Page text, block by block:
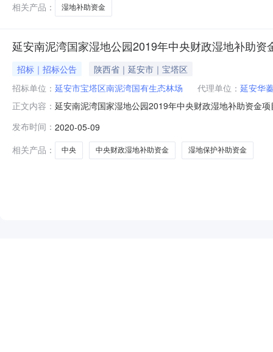
相关产品：
湿地补助资金
延安南泥湾国家湿地公园2019年中央财政湿地补助资
招标｜招标公告
陕西省｜延安市｜宝塔区
招标单位： 延安市宝塔区南泥湾国有生态林场 代理单位： 延安华
正文内容： 延安南泥湾国家湿地公园2019年中央财政湿地补助资金
目延安南泥湾国家湿地公园2019年中央财政湿地补助资
资金来自中央财政湿
发布时间： 2020-05-09
相关产品：
中央 中央财政湿地补助资金 湿地保护补助资金